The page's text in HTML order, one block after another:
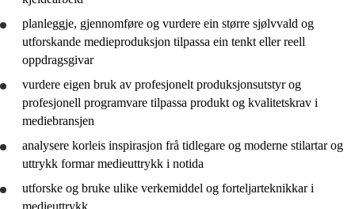
Medieuttrykk 2
Medieuttrykk 3
planleggje, gjennomføre og vurdere ein større sjølvvald og
utforskande medieproduksjon tilpassa ein tenkt eller reell
oppdragsgivar
vurdere eigen bruk av profesjonelt produksjonsutstyr og
profesjonell programvare tilpassa produkt og kvalitetskrav i
mediebransjen
analysere korleis inspirasjon frå tidlegare og moderne stilartar og
uttrykk formar medieuttrykk i notida
utforske og bruke ulike verkemiddel og forteljarteknikkar i